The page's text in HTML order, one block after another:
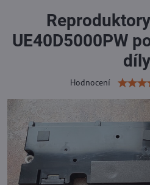
UE40D5000PW
díly
Hodnocení